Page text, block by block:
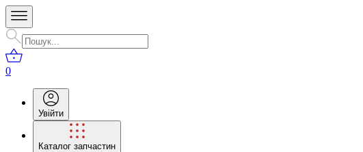
0
Увійти
Каталог запчастин